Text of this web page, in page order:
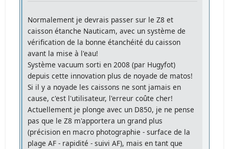
Normalement je devrais passer sur le Z8 et
caisson étanche Nauticam, avec un système de
vérification de la bonne étanchéité du caisson
avant la mise à l'eau!
Système vacuum sorti en 2008 (par Hugyfot)
depuis cette innovation plus de noyade de matos!
Si il y a noyade les caissons ne sont jamais en
cause, c'est l'utilisateur, l'erreur coûte cher!
Actuellement je plonge avec un D850, je ne pense
pas que le Z8 m'apportera un grand plus
(précision en macro photographie - surface de la
plage AF - rapidité - suivi AF), mais en tant que